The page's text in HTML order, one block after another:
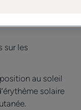
être utile de
l’absence
sur les
au soleil
solaire